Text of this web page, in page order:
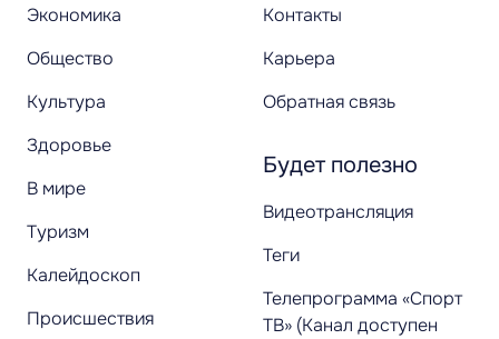
Экономика
Общество
Культура
Здоровье
В мире
Туризм
Калейдоскоп
Происшествия
Контакты
Карьера
Обратная связь
Будет полезно
Видеотрансляция
Теги
Телепрограмма «Спорт
ТВ» (Канал доступен